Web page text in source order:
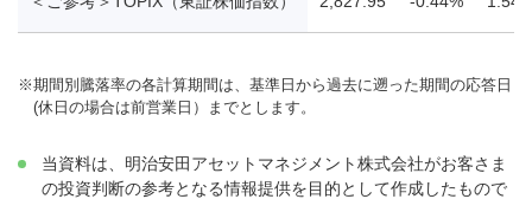
※期間別騰落率の各計算期間は、基準日から過去に遡った期間の応答日
(休日の場合は前営業日）までとします。
当資料は、明治安田アセットマネジメント株式会社がお客さま
の投資判断の参考となる情報提供を目的として作成したもので